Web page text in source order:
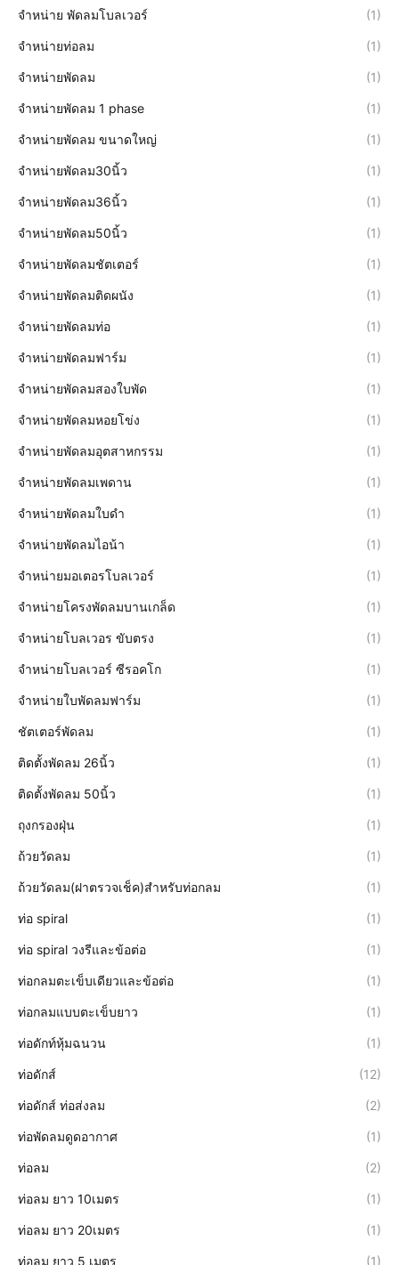
จำหน่าย พัดลมโบลเวอร์ (1)
จำหน่ายท่อลม (1)
จำหน่ายพัดลม (1)
จำหน่ายพัดลม 1 phase (1)
จำหน่ายพัดลม ขนาดใหญ่ (1)
จำหน่ายพัดลม30นิ้ว (1)
จำหน่ายพัดลม36นิ้ว (1)
จำหน่ายพัดลม50นิ้ว (1)
จำหน่ายพัดลมชัตเตอร์ (1)
จำหน่ายพัดลมติดผนัง (1)
จำหน่ายพัดลมท่อ (1)
จำหน่ายพัดลมฟาร์ม (1)
จำหน่ายพัดลมสองใบพัด (1)
จำหน่ายพัดลมหอยโข่ง (1)
จำหน่ายพัดลมอุตสาหกรรม (1)
จำหน่ายพัดลมเพดาน (1)
จำหน่ายพัดลมใบดำ (1)
จำหน่ายพัดลมไอน้า (1)
จำหน่ายมอเตอรโบลเวอร์ (1)
จำหน่ายโครงพัดลมบานเกล็ด (1)
จำหน่ายโบลเวอร ขับตรง (1)
จำหน่ายโบลเวอร์ ซีรอคโก (1)
จำหน่ายใบพัดลมฟาร์ม (1)
ชัตเตอร์พัดลม (1)
ติดตั้งพัดลม 26นิ้ว (1)
ติดตั้งพัดลม 50นิ้ว (1)
ถุงกรองฝุ่น (1)
ถ้วยวัดลม (1)
ถ้วยวัดลม(ฝาตรวจเช็ค)สำหรับท่อกลม (1)
ท่อ spiral (1)
ท่อ spiral วงรีและข้อต่อ (1)
ท่อกลมตะเข็บเดียวและข้อต่อ (1)
ท่อกลมแบบตะเข็บยาว (1)
ท่อดักท์หุ้มฉนวน (1)
ท่อดักส์ (12)
ท่อดักส์ ท่อส่งลม (2)
ท่อพัดลมดูดอากาศ (1)
ท่อลม (2)
ท่อลม ยาว 10เมตร (1)
ท่อลม ยาว 20เมตร (1)
ท่อลม ยาว 5 เมตร (1)